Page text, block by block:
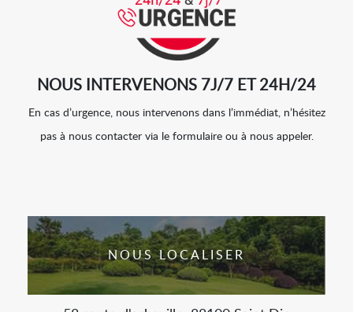
NOUS INTERVENONS 7J/7 ET 24H/24
En cas d’urgence, nous intervenons dans l’immédiat, n’hésitez
pas à nous contacter via le formulaire ou à nous appeler.
NOUS LOCALISER